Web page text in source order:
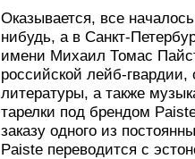
Оказывается, все
нибудь, а в Санкт-
имени Михаил Томас
российской лейб-
литературы, а также
тарелки под брендом
заказу одного из
Paiste переводится с